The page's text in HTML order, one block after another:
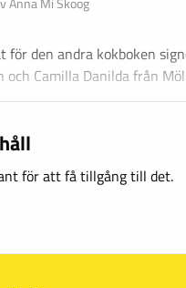
för den andra kokboken
Camilla Danilda från
för att få tillgång till det.